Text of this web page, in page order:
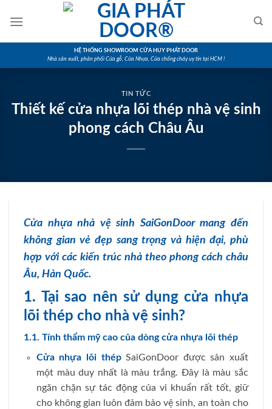
HỆ THỐNG SHOWROOM CỬA HUY PHÁT DOOR
Nhà sản xuất, phân phối Cửa gỗ, Cửa Nhựa, Cửa chống cháy uy tín tại HCM !
TIN TỨC
Thiết kế cửa nhựa lõi thép nhà vệ sinh
phong cách Châu Âu
Cửa nhựa nhà vệ sinh SaiGonDoor mang đến
không gian vẻ đẹp sang trọng và hiện đại, phù
hợp với các kiến trúc nhà theo phong cách châu
Âu, Hàn Quốc.
1. Tại sao nên sử dụng cửa nhựa
lõi thép cho nhà vệ sinh?
1.1. Tính thẩm mỹ cao của dòng cửa nhựa lõi thép
Cửa nhựa lõi thépSaiGonDoor được sản xuất
một màu duy nhất là màu trắng. Đây là màu sắc
ngăn chặn sự tác động của vi khuẩn rất tốt, giữ
cho không gian luôn đảm bảo vệ sinh, an toàn cho